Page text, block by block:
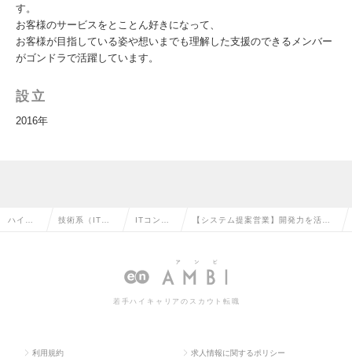
す。
お客様のサービスをとことん好きになって、
お客様が目指している姿や想いまでも理解した支援のできるメンバー
がゴンドラで活躍しています。
設立
2016年
ハイク 技術系（IT・W ITコンサ
の転職
【システム提案営業】開発力を活か
か？の求人情報
若手ハイキャリアのスカウト転職
利用規約 求人情報に関するポリシー